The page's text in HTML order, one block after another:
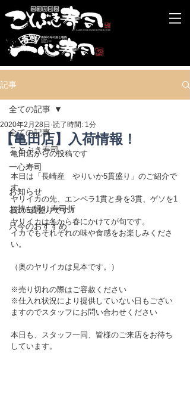
記事
全ての記事
ことぶき寿司
一心寿司
お知らせ
お持ち帰り寿司折
只今のおすすめ
全ての記事
【亀田店】入荷情報！
2020年2月28日 読了時間: 1分
亀田店からの投稿です
本日は「長崎産　やりいか5貫盛り」のご紹介で
す。
ヤリイカの先、エンペラ1貫と身を3貫、ゲソを1
貫の5貫盛りです！
ヤリイカは冬から春にかけてが旬です。
イカでもそれぞれの味や食感をお楽しみくださ
い。
（奥のヤリイカは見本です。）
※売り切れの際はご容赦ください
※仕入れ状況により提供していない日もござい
ますのでスタッフにお問い合わせください
本日も、スタッフ一同、皆様のご来店をお待ち
しています。